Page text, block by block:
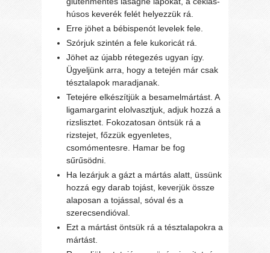
húsos keverék felét helyezzük rá.
Erre jöhet a bébispenót levelek fele.
Szórjuk szintén a fele kukoricát rá.
Jöhet az újabb rétegezés ugyan így.
Ügyeljünk arra, hogy a tetején már csak
tésztalapok maradjanak.
Tetejére elkészítjük a besamelmártást. A
ligamargarint elolvasztjuk, adjuk hozzá a
rizslisztet. Fokozatosan öntsük rá a
rizstejet, főzzük egyenletes,
csomómentesre. Hamar be fog
sűrűsödni.
Ha lezárjuk a gázt a mártás alatt, üssünk
hozzá egy darab tojást, keverjük össze
alaposan a tojással, sóval és a
szerecsendióval.
Ezt a mártást öntsük rá a tésztalapokra a
mártást.